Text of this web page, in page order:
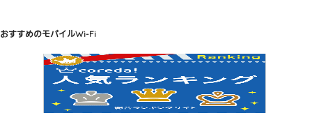
おすすめのモバイルWi-Fi